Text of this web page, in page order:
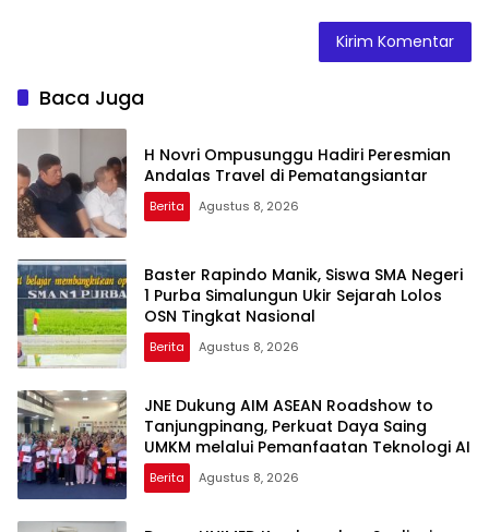
Baca Juga
H Novri Ompusunggu Hadiri Peresmian
Andalas Travel di Pematangsiantar
Berita Agustus 8, 2026
Baster Rapindo Manik, Siswa SMA Negeri
1 Purba Simalungun Ukir Sejarah Lolos
OSN Tingkat Nasional
Berita Agustus 8, 2026
JNE Dukung AIM ASEAN Roadshow to
Tanjungpinang, Perkuat Daya Saing
UMKM melalui Pemanfaatan Teknologi AI
Berita Agustus 8, 2026